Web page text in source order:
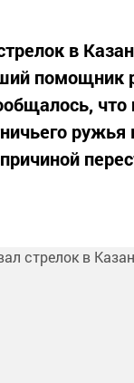
в
помощник
что